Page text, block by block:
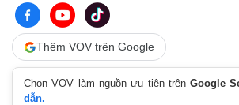
Thêm VOV trên Google
Chọn VOV làm nguồn ưu tiên trênGoogle
dẫn.